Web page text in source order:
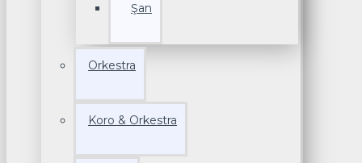
Şan
Orkestra
Koro & Orkestra